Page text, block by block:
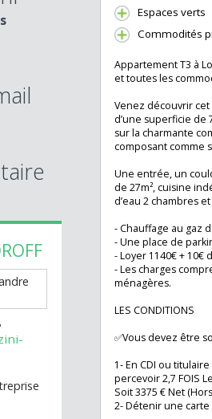
A4 proche
Ecoles et
Espaces
Appartement T3
et toutes les
Venez
d’une superficie
sur la
composant
Une entrée, un
de 27m²,
d’eau 2
- Chauffage au
- Loyer 1140€ +
ménagères.
LES CONDITIONS
✅Vous devez